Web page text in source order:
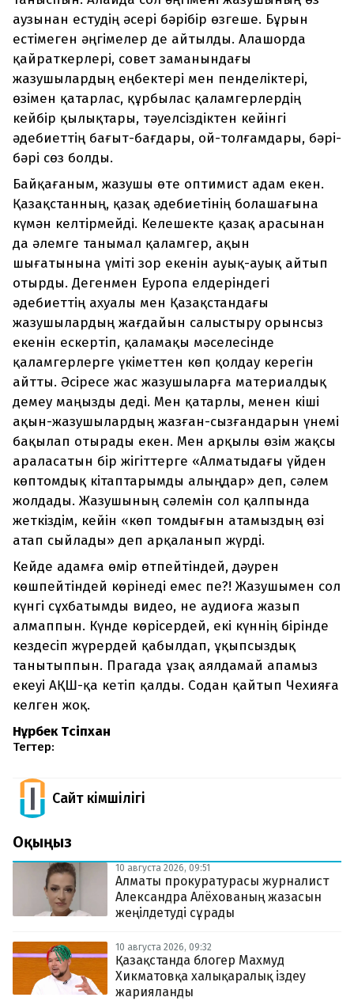
аузынан естудің әсері бәрібір өзгеше. Бұрын
естімеген әңгімелер де айтылды. Алашорда
қайраткерлері, совет заманындағы
жазушылардың еңбектері мен пенделіктері,
өзімен қатарлас, құрбылас қаламгерлердің
кейбір қылықтары, тәуелсіздіктен кейінгі
әдебиеттің бағыт-бағдары, ой-толғамдары, бәрі-
бәрі сөз болды.
Байқағаным, жазушы өте оптимист адам екен.
Қазақстанның, қазақ әдебиетінің болашағына
күмән келтірмейді. Келешекте қазақ арасынан
да әлемге танымал қаламгер, ақын
шығатынына үміті зор екенін ауық-ауық айтып
отырды. Дегенмен Еуропа елдеріндегі
әдебиеттің ахуалы мен Қазақстандағы
жазушылардың жағдайын салыстыру орынсыз
екенін ескертіп, қаламақы мәселесінде
қаламгерлерге үкіметтен көп қолдау керегін
айтты. Әсіресе жас жазушыларға материалдық
демеу маңызды деді. Мен қатарлы, менен кіші
ақын-жазушылардың жазған-сызғандарын үнемі
бақылап отырады екен. Мен арқылы өзім жақсы
араласатын бір жігіттерге «Алматыдағы үйден
көптомдық кітаптарымды алыңдар» деп, сәлем
жолдады. Жазушының сәлемін сол қалпында
жеткіздім, кейін «көп томдығын атамыздың өзі
атап сыйлады» деп арқаланып жүрді.
Кейде адамға өмір өтпейтіндей, дәурен
көшпейтіндей көрінеді емес пе?! Жазушымен сол
күнгі сұхбатымды видео, не аудиоға жазып
алмаппын. Күнде көрісердей, екі күннің бірінде
кездесіп жүрердей қабылдап, ұқыпсыздық
танытыппын. Прагада ұзақ аялдамай апамыз
екеуі АҚШ-қа кетіп қалды. Содан қайтып Чехияға
келген жоқ.
Нұрбек Түсіпхан
Тегтер:
Сайт Әкімшілігі
Оқыңыз
10 августа 2026, 09:51
Алматы прокуратурасы журналист
Александра Алёхованың жазасын
жеңілдетуді сұрады
10 августа 2026, 09:32
Қазақстанда блогер Махмуд
Хикматовқа халықаралық іздеу
жарияланды